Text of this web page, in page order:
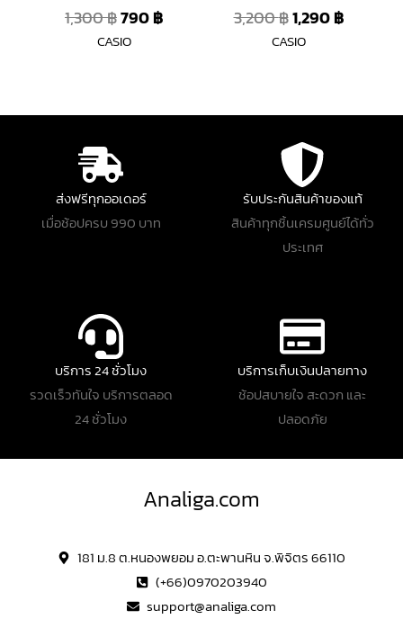
1,300฿790฿
CASIO
3,200฿1,290฿
CASIO
ส่งฟรีทุกออเดอร์
เมื่อช้อปครบ 990 บาท
รับประกันสินค้าของแท้
สินค้าทุกชิ้นเครมศูนย์ได้ทั่ว
ประเทศ
บริการ 24 ชั่วโมง
รวดเร็วทันใจ บริการตลอด
24 ชั่วโมง
บริการเก็บเงินปลายทาง
ช้อปสบายใจ สะดวก และ
ปลอดภัย
Analiga.com
181 ม.8 ต.หนองพยอม อ.ตะพานหิน จ.พิจิตร 66110
(+66)0970203940
support@analiga.com